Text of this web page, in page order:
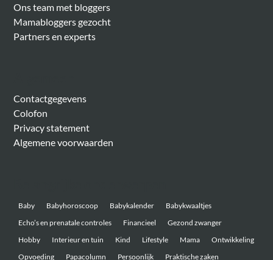
Ons team met bloggers
Mamabloggers gezocht
Partners en experts
Contactgegevens
Colofon
Privacy statement
Algemene voorwaarden
Baby Babyhoroscoop Babykalender
Babykwaaltjes
Echo’s en prenatale controles
Financieel
Gezond zwanger
Hobby
Interieur en tuin Kind Lifestyle Mama
Ontwikkeling
Opvoeding
Papacolumn Persoonlijk Praktische zaken